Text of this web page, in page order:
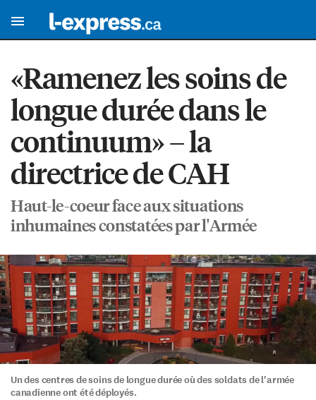
«Ramenez les soins de
longue durée dans le
continuum» – la
directrice de CAH
Haut-le-coeur face aux situations
inhumaines constatées par l'Armée
Un des centres de soins de longue durée où des soldats de l'armée
canadienne ont été déployés.